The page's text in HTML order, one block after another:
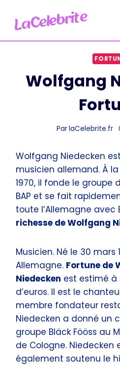
contenu
Wolfgang
ParlaCelebrite.fr
Wolfgang Niedecken
musicien allemand. À
1970, il fonde le groupe
BAP et se fait
toute l’Allemagne avec
richesse de Wolfgang
Musicien. Né le 30 mars
Allemagne. Fortune de
Niedecken est estimé à
d’euros. Il est le
membre fondateur
Niedecken a donné un
groupe Bläck Fööss au
de Cologne. Niedecken
également soutenu le